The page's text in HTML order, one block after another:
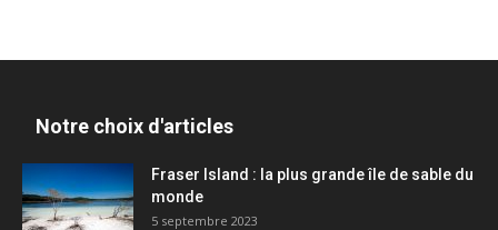
Notre choix d'articles
Fraser Island : la plus grande île de sable du
monde
5 septembre 2023